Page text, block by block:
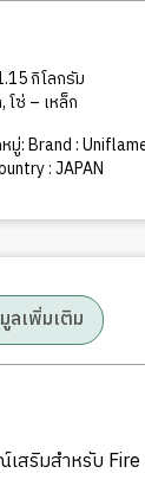
กิโลกรัม
ซ่ – เหล็ก
มู่:Brand :
: JAPAN
ลเพิ่มเติม
สริมสำหรับ